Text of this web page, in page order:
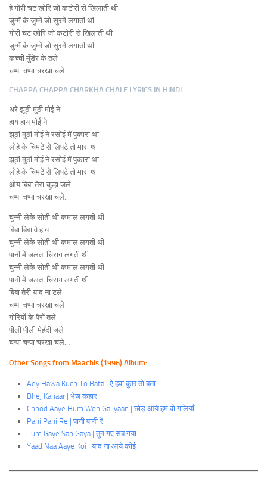
हे गोरी चट खोरि जो कटोरी से खिलाती थी
जुम्में के जुम्में जो सुरमें लगाती थी
गोरी चट खोरि जो कटोरी से खिलाती थी
जुम्में के जुम्में जो सुरमें लगाती थी
कच्ची मुँडेर के तले
चप्पा चप्पा चरखा चले…
CHAPPA CHAPPA CHARKHA CHALE LYRICS IN HINDI
अरे झूठी मुठी मोई ने
हाय हाय मोई ने
झूठी मुठी मोई ने रसोई में पुकारा था
लोहे के चिमटे से लिपटे तो मारा था
झूठी मुठी मोई ने रसोई में पुकारा था
लोहे के चिमटे से लिपटे तो मारा था
ओय बिबा तेरा चूल्हा जले
चप्पा चप्पा चरखा चले..
चुन्नी लेके सोती थी कमाल लगती थी
बिबा बिबा वे हाय
चुन्नी लेके सोती थी कमाल लगती थी
पानी में जलता चिराग लगती थी
चुन्नी लेके सोती थी कमाल लगती थी
पानी में जलता चिराग लगती थी
बिबा तेरी याद ना टले
चप्पा चप्पा चरखा चले
गोरियों के पैरों तले
पीली पीली मेहँदी जले
चप्पा चप्पा चरखा चले…
Other Songs from Maachis (1996) Album:
Aey Hawa Kuch To Bata | ऐ हवा कुछ तो बता
Bhej Kahaar | भेज कहार
Chhod Aaye Hum Woh Galiyaan | छोड़ आये हम वो गलियाँ
Pani Pani Re | पानी पानी रे
Tum Gaye Sab Gaya | तुम गए सब गया
Yaad Naa Aaye Koi | याद ना आये कोई